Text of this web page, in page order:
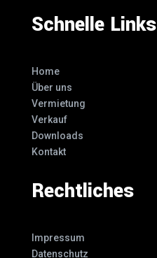
Schnelle Links
Home
Über uns
Vermietung
Verkauf
Downloads
Kontakt
Rechtliches
Impressum
Datenschutz